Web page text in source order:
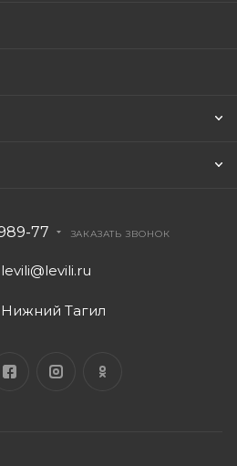
77 ЗАКАЗАТЬ ЗВОНОК
levili@levili.ru
Нижний Тагил